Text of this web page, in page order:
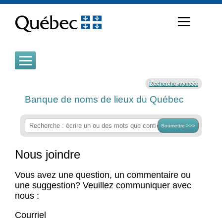
contenu
Recherche avancée
Banque de noms de lieux du Québec
Soumettre >>>
Nous joindre
Vous avez une question, un commentaire ou
une suggestion? Veuillez communiquer avec
nous :
Courriel